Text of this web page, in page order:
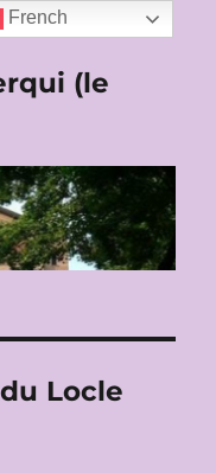
(le
Locle
French